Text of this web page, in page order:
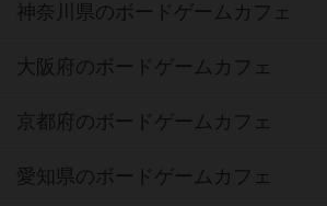
神奈川県のボードゲームカフェ
大阪府のボードゲームカフェ
京都府のボードゲームカフェ
愛知県のボードゲームカフェ